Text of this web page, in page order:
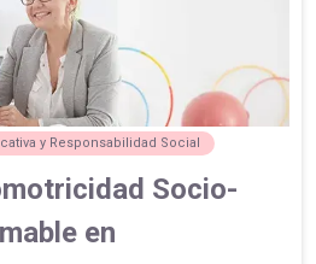
y Responsabilidad Social
Socio-
en